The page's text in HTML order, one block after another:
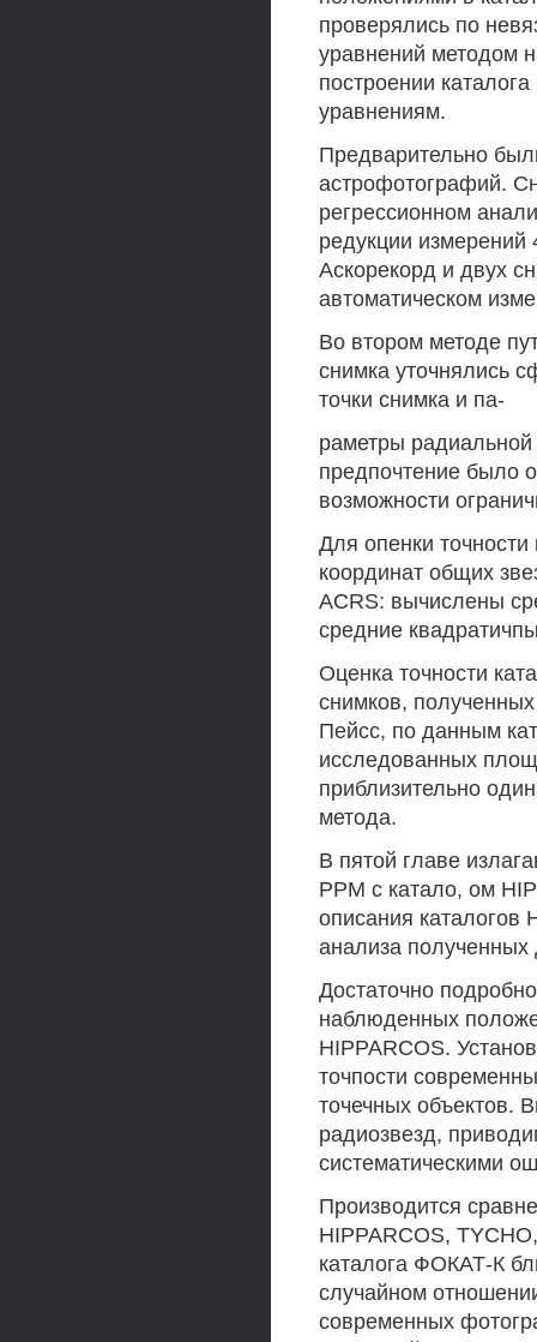
проверялись по
уравнений методом
построении
уравнениям.
Предварительно
астрофотографий.
регрессионном
редукции
Аскорекорд и двух
автоматическом
Во втором методе
снимка уточнялись
точки снимка и па-
раметры радиальной
предпочтение было
возможности
Для опенки
координат общих
ACRS: вычислены
средние
Оценка точности
снимков,
Пейсс, по данным
исследованных
приблизительно
метода.
В пятой главе
РРМ с катало, ом
описания каталогов
анализа полученных
Достаточно
наблюденных
HIPPARCOS.
точпости
точечных объектов.
радиозвезд,
систематическими
Производится
HIPPARCOS,
каталога ФОКАТ-К
случайном
современных